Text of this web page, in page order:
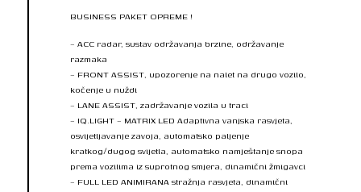
BUSINESS PAKET OPREME !
– ACC radar, sustav održavanja brzine, održavanje
razmaka
– FRONT ASSIST, upozorenje na nalet na drugo vozilo,
kočenje u nuždi
– LANE ASSIST, zadržavanje vozila u traci
– IQ.LIGHT – MATRIX LED Adaptivna vanjska rasvjeta,
osvijetljavanje zavoja, automatsko paljenje
kratkog/dugog svijetla, automatsko namještanje snopa
prema vozilima iz suprotnog smjera, dinamični žmigavci
– FULL LED ANIMIRANA stražnja rasvjeta, dinamični